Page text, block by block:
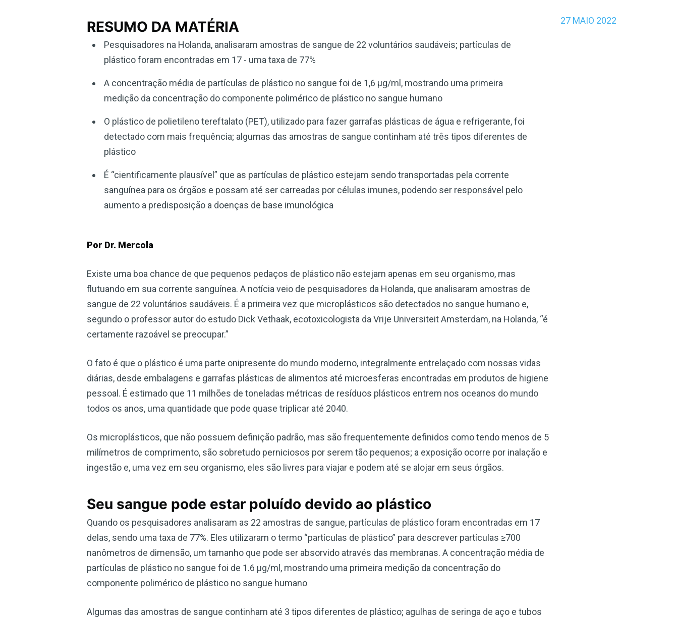
27 MAIO 2022
RESUMO DA MATÉRIA
Pesquisadores na Holanda, analisaram amostras de sangue de 22 voluntários saudáveis; partículas de
plástico foram encontradas em 17 - uma taxa de 77%
A concentração média de partículas de plástico no sangue foi de 1,6 µg/ml, mostrando uma primeira
medição da concentração do componente polimérico de plástico no sangue humano
O plástico de polietileno tereftalato (PET), utilizado para fazer garrafas plásticas de água e refrigerante, foi
detectado com mais frequência; algumas das amostras de sangue continham até três tipos diferentes de
plástico
É “cientificamente plausível” que as partículas de plástico estejam sendo transportadas pela corrente
sanguínea para os órgãos e possam até ser carreadas por células imunes, podendo ser responsável pelo
aumento a predisposição a doenças de base imunológica
Por Dr. Mercola
Existe uma boa chance de que pequenos pedaços de plástico não estejam apenas em seu organismo, mas
flutuando em sua corrente sanguínea. A notícia veio de pesquisadores da Holanda, que analisaram amostras de
sangue de 22 voluntários saudáveis. É a primeira vez que microplásticos são detectados no sangue humano e,
segundo o professor autor do estudo Dick Vethaak, ecotoxicologista da Vrije Universiteit Amsterdam, na Holanda, “é
certamente razoável se preocupar.”
O fato é que o plástico é uma parte onipresente do mundo moderno, integralmente entrelaçado com nossas vidas
diárias, desde embalagens e garrafas plásticas de alimentos até microesferas encontradas em produtos de higiene
pessoal. É estimado que 11 milhões de toneladas métricas de resíduos plásticos entrem nos oceanos do mundo
todos os anos, uma quantidade que pode quase triplicar até 2040.
Os microplásticos, que não possuem definição padrão, mas são frequentemente definidos como tendo menos de 5
milímetros de comprimento, são sobretudo perniciosos por serem tão pequenos; a exposição ocorre por inalação e
ingestão e, uma vez em seu organismo, eles são livres para viajar e podem até se alojar em seus órgãos.
Seu sangue pode estar poluído devido ao plástico
Quando os pesquisadores analisaram as 22 amostras de sangue, partículas de plástico foram encontradas em 17
delas, sendo uma taxa de 77%. Eles utilizaram o termo “partículas de plástico” para descrever partículas ≥700
nanômetros de dimensão, um tamanho que pode ser absorvido através das membranas. A concentração média de
partículas de plástico no sangue foi de 1.6 µg/ml, mostrando uma primeira medição da concentração do
componente polimérico de plástico no sangue humano
Algumas das amostras de sangue continham até 3 tipos diferentes de plástico; agulhas de seringa de aço e tubos
×